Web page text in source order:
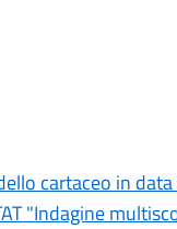
cartaceo in
"Indagine